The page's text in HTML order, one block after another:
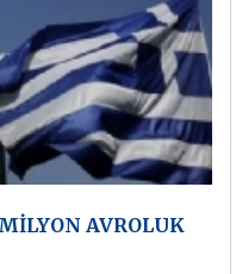
AVROLUK